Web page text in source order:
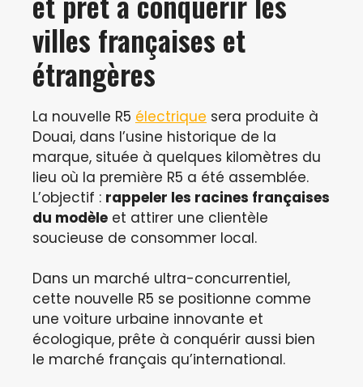
villes françaises et
étrangères
La nouvelle R5 électrique sera produite à
Douai, dans l’usine historique de la
marque, située à quelques kilomètres du
lieu où la première R5 a été assemblée.
L’objectif : rappeler les racines françaises
du modèle et attirer une clientèle
soucieuse de consommer local.
Dans un marché ultra-concurrentiel,
cette nouvelle R5 se positionne comme
une voiture urbaine innovante et
écologique, prête à conquérir aussi bien
le marché français qu’international.